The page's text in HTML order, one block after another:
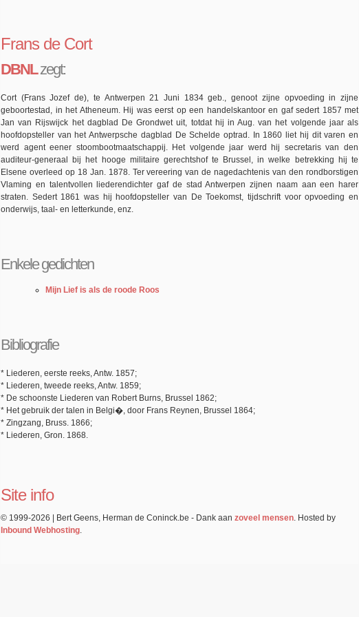
Frans de Cort
DBNLzegt:
Cort (Frans Jozef de), te Antwerpen 21 Juni 1834 geb., genoot zijne opvoeding in zijne
geboortestad, in het Atheneum. Hij was eerst op een handelskantoor en gaf sedert 1857 met
Jan van Rijswijck het dagblad De Grondwet uit, totdat hij in Aug. van het volgende jaar als
hoofdopsteller van het Antwerpsche dagblad De Schelde optrad. In 1860 liet hij dit varen en
werd agent eener stoombootmaatschappij. Het volgende jaar werd hij secretaris van den
auditeur-generaal bij het hooge militaire gerechtshof te Brussel, in welke betrekking hij te
Elsene overleed op 18 Jan. 1878. Ter vereering van de nagedachtenis van den rondborstigen
Vlaming en talentvollen liederendichter gaf de stad Antwerpen zijnen naam aan een harer
straten. Sedert 1861 was hij hoofdopsteller van De Toekomst, tijdschrift voor opvoeding en
onderwijs, taal- en letterkunde, enz.
Enkele gedichten
Mijn Lief is als de roode Roos
Bibliografie
* Liederen, eerste reeks, Antw. 1857;
* Liederen, tweede reeks, Antw. 1859;
* De schoonste Liederen van Robert Burns, Brussel 1862;
* Het gebruik der talen in Belgi�, door Frans Reynen, Brussel 1864;
* Zingzang, Bruss. 1866;
* Liederen, Gron. 1868.
Site info
© 1999-2026 | Bert Geens, Herman de Coninck.be - Dank aan zoveel mensen. Hosted by
Inbound Webhosting.